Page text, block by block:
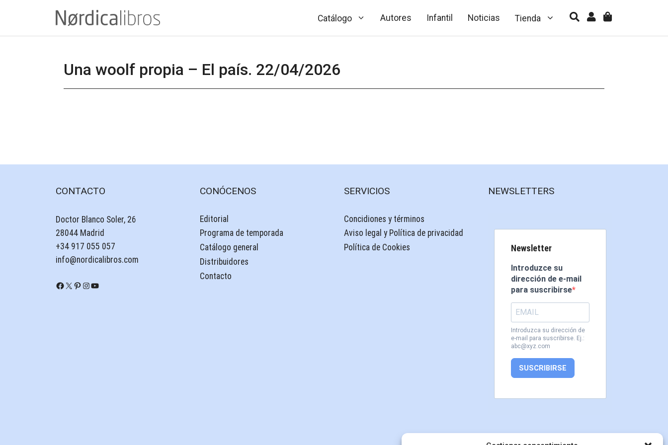
Catálogo Autores Infantil Noticias Tienda
Una woolf propia – El país. 22/04/2026
CONTACTO
Doctor Blanco Soler, 26
28044 Madrid
+34 917 055 057
info@nordicalibros.com
Facebook
X Pinterest
Instagram
YouTube
CONÓCENOS
Editorial
Programa de temporada
Catálogo general
Distribuidores
Contacto
SERVICIOS
Concidiones y términos
Aviso legal y Política de privacidad
Política de Cookies
NEWSLETTERS
Newsletter
Introduzce su
dirección de e-mail
para suscribirse
Introduzca su dirección de
e-mail para suscribirse. Ej.:
abc@xyz.com
SUSCRIBIRSE